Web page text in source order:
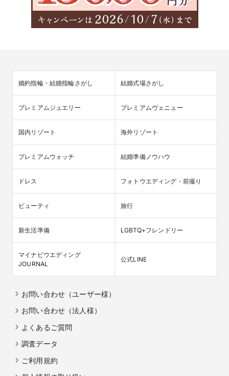
婚約指輪・結婚指輪さがし 結婚式場さがし
プレミアムジュエリー プレミアムヴェニュー
国内リゾート 海外リゾート
プレミアムウォッチ 結婚準備ノウハウ
ドレス フォトウエディング・前撮り
ビューティ 旅行
新生活準備 LGBTQ+フレンドリー
マイナビウエディング
JOURNAL
公式LINE
お問い合わせ（ユーザー様）
お問い合わせ（法人様）
よくあるご質問
調査データ
ご利用規約